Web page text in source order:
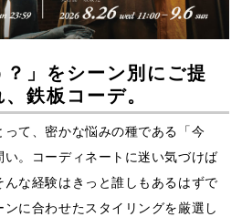
？」をシーン別にご提
鉄板コーデ。
て、密かな悩みの種である「今
い。コーディネートに迷い気づけば
な経験はきっと誰しもあるはずで
に合わせたスタイリングを厳選し